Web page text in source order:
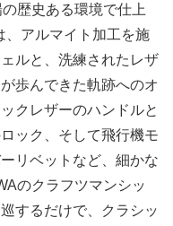
歴史ある環境で仕上
、アルマイト加工を施
ルと、洗練されたレザ
歩んできた軌跡へのオ
クレザーのハンドルと
ック、そして飛行機モ
リベットなど、細かな
のクラフツマンシッ
するだけで、クラシッ